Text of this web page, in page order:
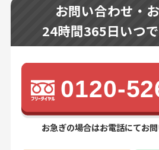
お問い合わせ・お
24時間365日いつ
0120-
お急ぎの場合はお電話にてお